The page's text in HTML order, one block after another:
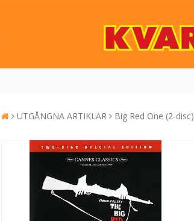
UTGÅNGNA ARTIKLAR Big Red One (2-disc)